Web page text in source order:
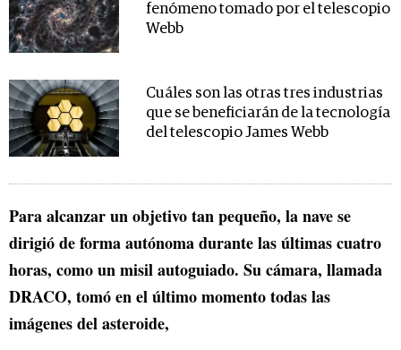
fenómeno tomado por el telescopio
Webb
Cuáles son las otras tres industrias
que se beneficiarán de la tecnología
del telescopio James Webb
Para alcanzar un objetivo tan pequeño, la nave se
dirigió de forma autónoma durante las últimas cuatro
horas, como un misil autoguiado. Su cámara, llamada
DRACO, tomó en el último momento todas las
imágenes del asteroide,